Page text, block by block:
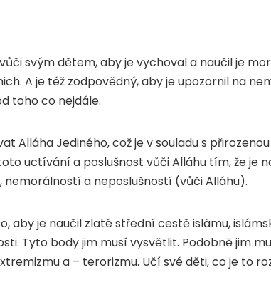
svým dětem, aby je vychoval a naučil je
A je též zodpovědný, aby je upozornil na
toho co nejdále.
Alláha Jediného, což je v souladu s
uctívání a poslušnost vůči Alláhu tím, že je
nemorálností a neposlušností (vůči Alláhu).
aby je naučil zlaté střední cestě islámu,
Tyto body jim musí vysvětlit. Podobně jim
a – terorizmu. Učí své děti, co je to